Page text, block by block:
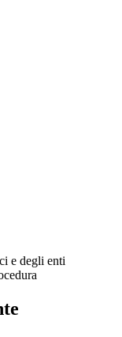
e degli enti